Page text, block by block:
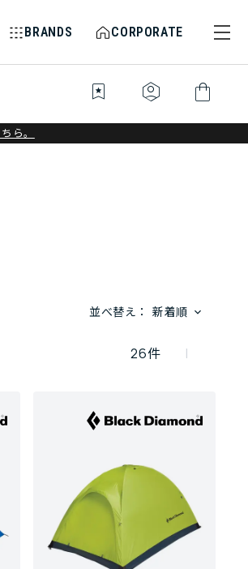
BRANDS CORPORATE
bookmark_star identity_platform shopping_bag
ら。
並べ替え： 新着順
26件